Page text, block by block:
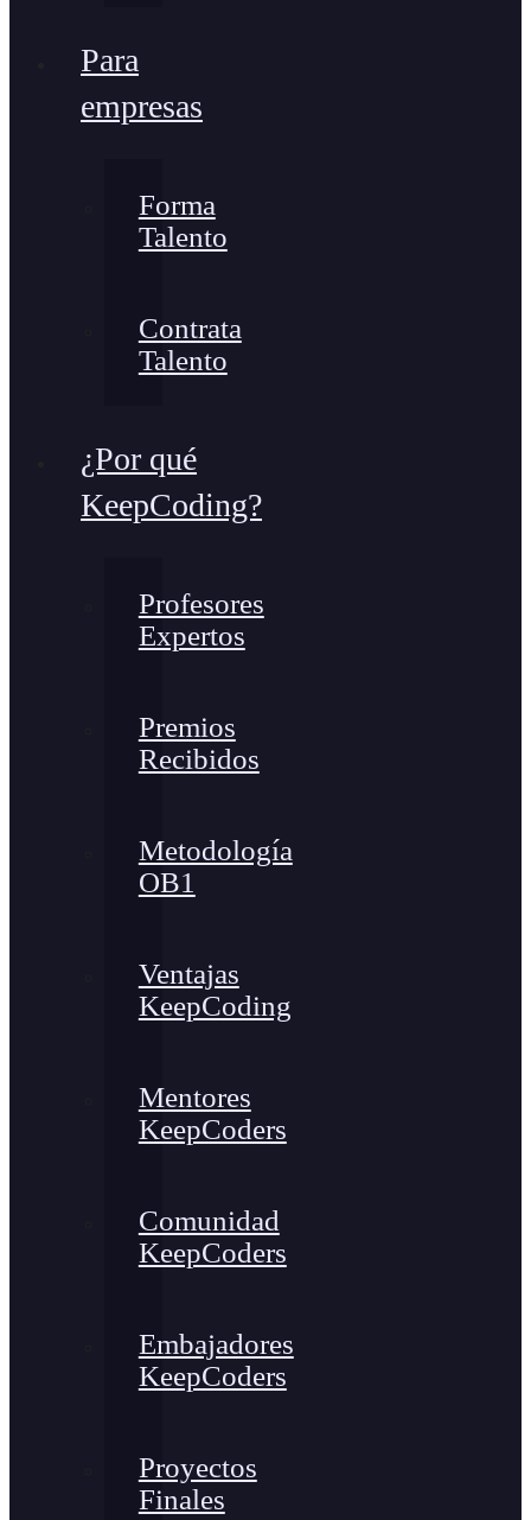
Para
empresas
Forma
Talento
Contrata
Talento
¿Por qué
KeepCoding?
Profesores
Expertos
Premios
Recibidos
Metodología
OB1
Ventajas
KeepCoding
Mentores
KeepCoders
Comunidad
KeepCoders
Embajadores
KeepCoders
Proyectos
Finales